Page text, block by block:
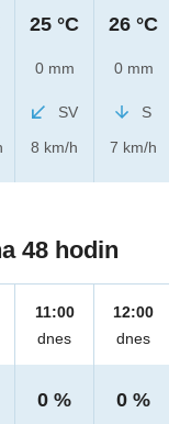
25 °C
0 mm
SV
8 km/h
26 °C
0 mm
S
7 km/h
48 hodin
11:00
dnes
0 %
12:00
dnes
0 %